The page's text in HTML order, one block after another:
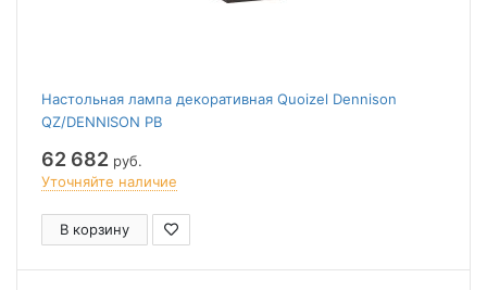
Настольная лампа декоративная Quoizel Dennison
QZ/DENNISON PB
62 682 руб.
Уточняйте наличие
В корзину